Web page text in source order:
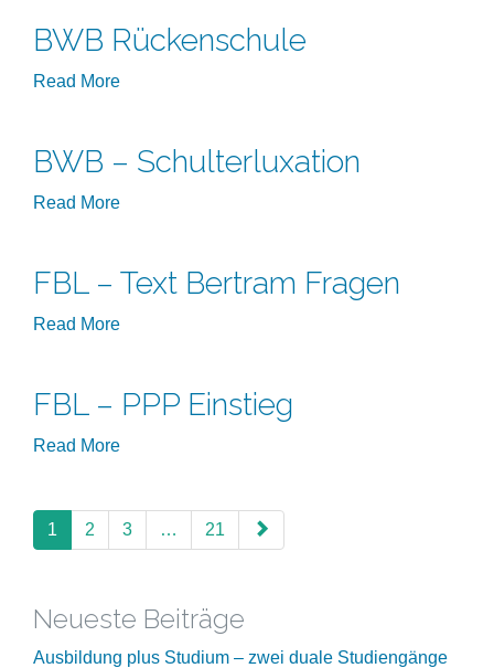
BWB Rückenschule
Read More
BWB – Schulterluxation
Read More
FBL – Text Bertram Fragen
Read More
FBL – PPP Einstieg
Read More
paging-
navigation
1 2 3 … 21
Neueste Beiträge
Ausbildung plus Studium – zwei duale Studiengänge